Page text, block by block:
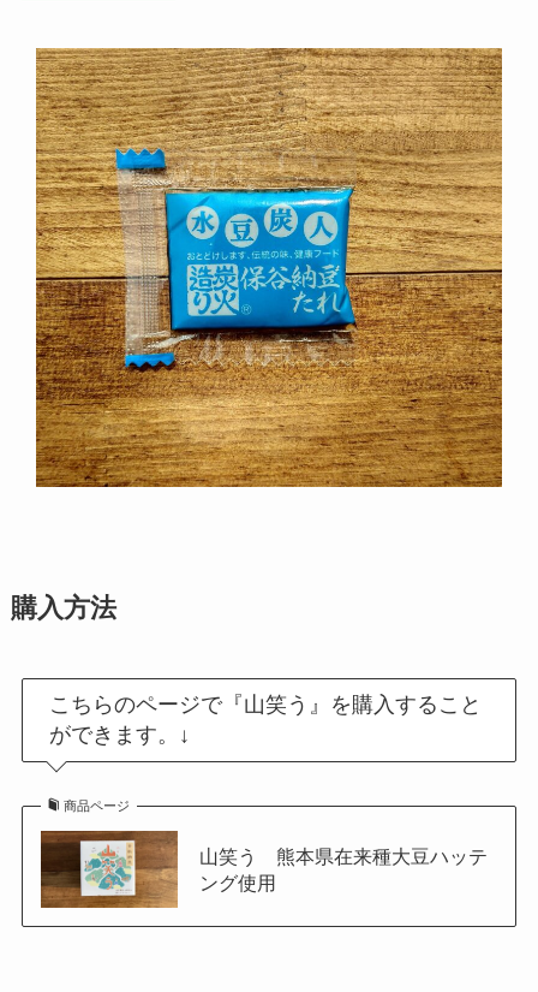
購入方法
こちらのページで『山笑う』を購入すること
ができます。↓
商品ページ
山笑う 熊本県在来種大豆ハッテ
ング使用